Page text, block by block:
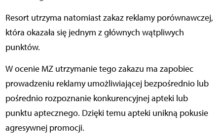
Resort utrzyma natomiast zakaz reklamy porównawczej,
która okazała się jednym z głównych wątpliwych
punktów.
W ocenie MZ utrzymanie tego zakazu ma zapobiec
prowadzeniu reklamy umożliwiającej bezpośrednio lub
pośrednio rozpoznanie konkurencyjnej apteki lub
punktu aptecznego. Dzięki temu apteki unikną pokusie
agresywnej promocji.